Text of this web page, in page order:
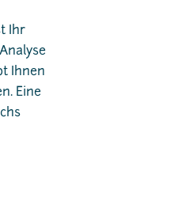
Ihr
Ihnen
Eine